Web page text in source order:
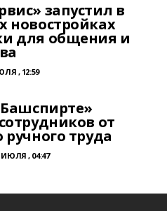
запустил в
новостройках
для общения и
, 12:59
от
ручного труда
ИЮЛЯ , 04:47